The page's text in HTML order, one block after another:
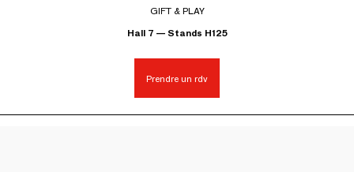
GIFT & PLAY
Hall 7 — Stands H125
Prendre un rdv